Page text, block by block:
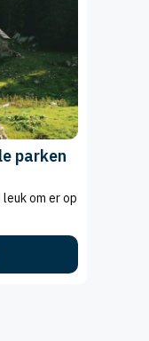
parken
om er op